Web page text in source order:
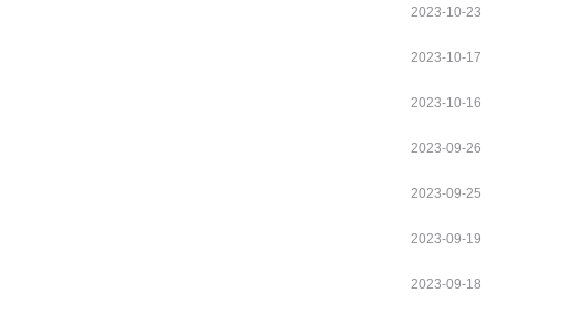
2023-10-23
2023-10-17
2023-10-16
2023-09-26
2023-09-25
2023-09-19
2023-09-18